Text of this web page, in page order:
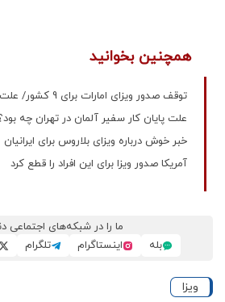
همچنین بخوانید
توقف صدور ویزای امارات برای 9 کشور/ علت چیست؟
علت پایان کار سفیر آلمان در تهران چه
خبر خوش درباره ویزای بلاروس برای ایرانیان
آمریکا صدور ویزا برای این افراد را قطع کرد
ما را در شبکه‌های اجتماعی
بله
اینستاگرام تلگرام
ویزا